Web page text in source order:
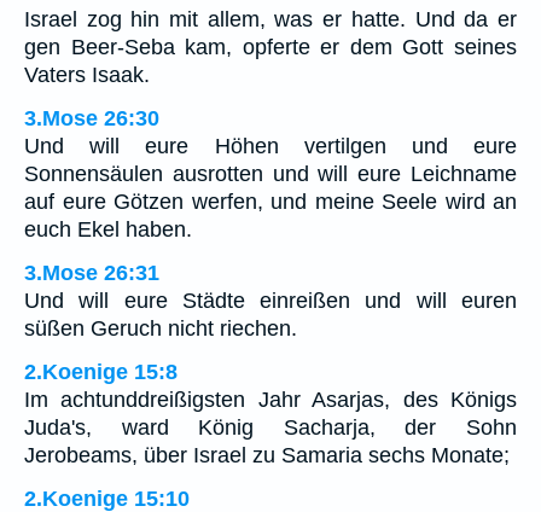
Israel zog hin mit allem, was er hatte. Und da er
gen Beer-Seba kam, opferte er dem Gott seines
Vaters Isaak.
3.Mose 26:30
Und will eure Höhen vertilgen und eure
Sonnensäulen ausrotten und will eure Leichname
auf eure Götzen werfen, und meine Seele wird an
euch Ekel haben.
3.Mose 26:31
Und will eure Städte einreißen und will euren
süßen Geruch nicht riechen.
2.Koenige 15:8
Im achtunddreißigsten Jahr Asarjas, des Königs
Juda's, ward König Sacharja, der Sohn
Jerobeams, über Israel zu Samaria sechs Monate;
2.Koenige 15:10